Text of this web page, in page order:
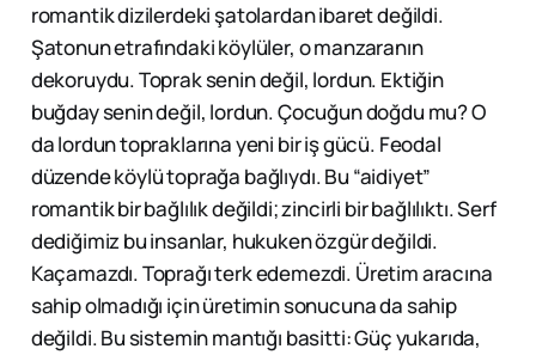
romantik dizilerdeki şatolardan ibaret değildi.
Şatonun etrafındaki köylüler, o manzaranın
dekoruydu. Toprak senin değil, lordun. Ektiğin
buğday senin değil, lordun. Çocuğun doğdu mu? O
da lordun topraklarına yeni bir iş gücü. Feodal
düzende köylü toprağa bağlıydı. Bu “aidiyet”
romantik bir bağlılık değildi; zincirli bir bağlılıktı. Serf
dediğimiz bu insanlar, hukuken özgür değildi.
Kaçamazdı. Toprağı terk edemezdi. Üretim aracına
sahip olmadığı için üretimin sonucuna da sahip
değildi. Bu sistemin mantığı basitti: Güç yukarıda,